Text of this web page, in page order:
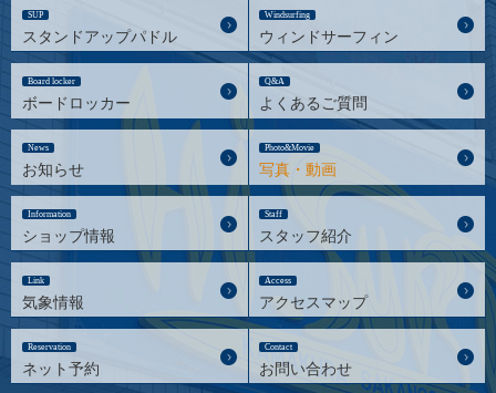
SUP
スタンドアップパドル
Windsurfing
ウィンドサーフィン
Board locker
ボードロッカー
Q&A
よくあるご質問
News
お知らせ
Photo&Movie
写真・動画
Information
ショップ情報
Staff
スタッフ紹介
Link
気象情報
Access
アクセスマップ
Reservation
ネット予約
Contact
お問い合わせ